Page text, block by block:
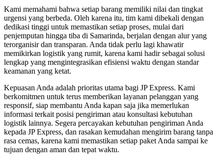
Kami memahami bahwa setiap barang memiliki nilai dan tingkat
urgensi yang berbeda. Oleh karena itu, tim kami dibekali dengan
dedikasi tinggi untuk memastikan setiap proses, mulai dari
penjemputan hingga tiba di Samarinda, berjalan dengan alur yang
terorganisir dan transparan. Anda tidak perlu lagi khawatir
memikirkan logistik yang rumit, karena kami hadir sebagai solusi
lengkap yang mengintegrasikan efisiensi waktu dengan standar
keamanan yang ketat.
Kepuasan Anda adalah prioritas utama bagi JP Express. Kami
berkomitmen untuk terus memberikan layanan pelanggan yang
responsif, siap membantu Anda kapan saja jika memerlukan
informasi terkait posisi pengiriman atau konsultasi kebutuhan
logistik lainnya. Segera percayakan kebutuhan pengiriman Anda
kepada JP Express, dan rasakan kemudahan mengirim barang tanpa
rasa cemas, karena kami memastikan setiap paket Anda sampai ke
tujuan dengan aman dan tepat waktu.